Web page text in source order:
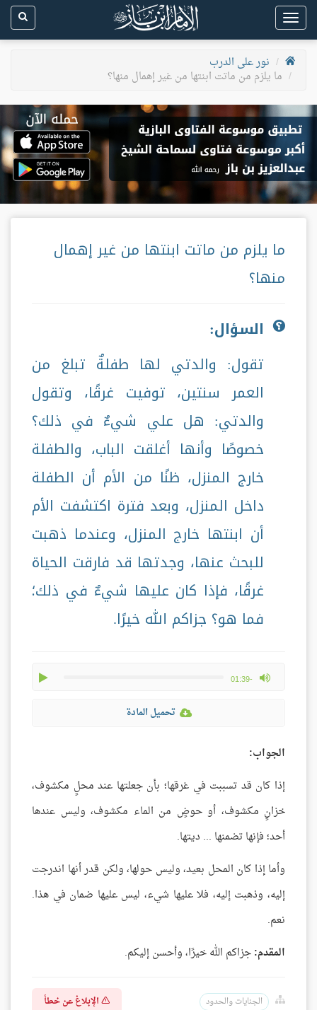
Toggle
navigation
نور على الدرب
ما يلزم من ماتت ابنتها من غير إهمال منها؟
ما يلزم من ماتت ابنتها من غير إهمال
منها؟
السؤال:
تقول: والدتي لها طفلةٌ تبلغ من
العمر سنتين، توفيت غرقًا، وتقول
والدتي: هل علي شيءٌ في ذلك؟
خصوصًا وأنها أغلقت الباب، والطفلة
خارج المنزل، ظنًا من الأم أن الطفلة
داخل المنزل، وبعد فترة اكتشفت الأم
أن ابنتها خارج المنزل، وعندما ذهبت
للبحث عنها، وجدتها قد فارقت الحياة
غرقًا، فإذا كان عليها شيءٌ في ذلك؛
فما هو؟ جزاكم الله خيرًا.
-01:39
max volume
تحميل المادة
الجواب:
إذا كان قد تسببت في غرقها؛ بأن جعلتها عند محلٍ مكشوف،
خزانٍ مكشوف، أو حوضٍ من الماء مكشوف، وليس عندها
أحد؛ فإنها تضمنها ... ديتها.
وأما إذا كان المحل بعيد، وليس حولها، ولكن قدر أنها اندرجت
إليه، وذهبت إليه، فلا عليها شيء، ليس عليها ضمان في هذا.
نعم.
المقدم:جزاكم الله خيرًا، وأحسن إليكم.
الجنايات والحدود الإبلاغ عن خطأ